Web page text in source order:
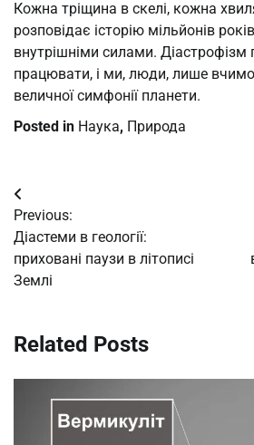
Кожна тріщина в скелі, кожна
розповідає історію мільйонів
внутрішніми силами. Діастрофізм
працювати, і ми, люди, лише
величної симфонії планети.
Posted in Наука, Природа
Post
navigation
Previous:
Діастеми в геології:
приховані паузи в літописі
Землі
Related Posts